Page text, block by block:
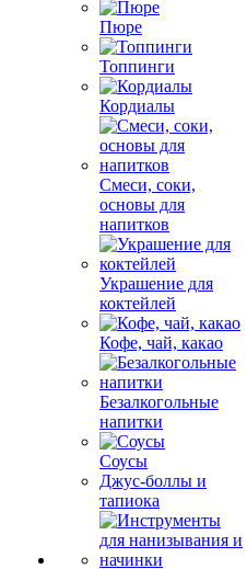
Пюре
Топпинги
Кордиалы
Смеси, соки,
основы для
напитков
Украшение для
коктейлей
Кофе, чай, какао
Безалкогольные
напитки
Соусы
Джус-боллы и
тапиока